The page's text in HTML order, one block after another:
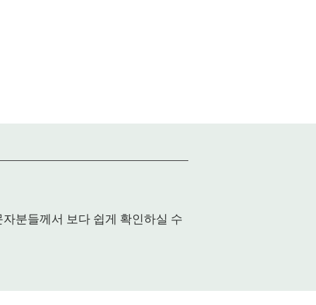
분들께서 보다 쉽게 확인하실 수